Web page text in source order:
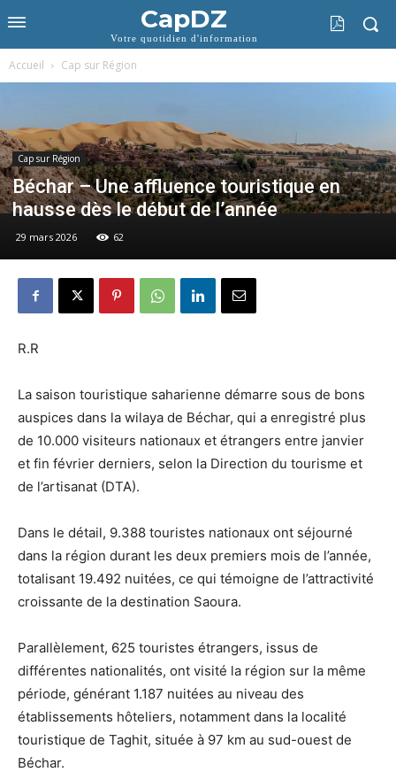
CapDZ
Votre quotidien d'information
Accueil Cap sur Région
Cap sur Région
Béchar – Une affluence touristique en
hausse dès le début de l’année
29 mars 2026 62
R.R
La saison touristique saharienne démarre sous de bons
auspices dans la wilaya de Béchar, qui a enregistré plus
de 10.000 visiteurs nationaux et étrangers entre janvier
et fin février derniers, selon la Direction du tourisme et
de l’artisanat (DTA).
Dans le détail, 9.388 touristes nationaux ont séjourné
dans la région durant les deux premiers mois de l’année,
totalisant 19.492 nuitées, ce qui témoigne de l’attractivité
croissante de la destination Saoura.
Parallèlement, 625 touristes étrangers, issus de
différentes nationalités, ont visité la région sur la même
période, générant 1.187 nuitées au niveau des
établissements hôteliers, notamment dans la localité
touristique de Taghit, située à 97 km au sud-ouest de
Béchar.